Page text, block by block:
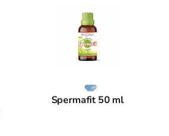
Spermafit 50 ml